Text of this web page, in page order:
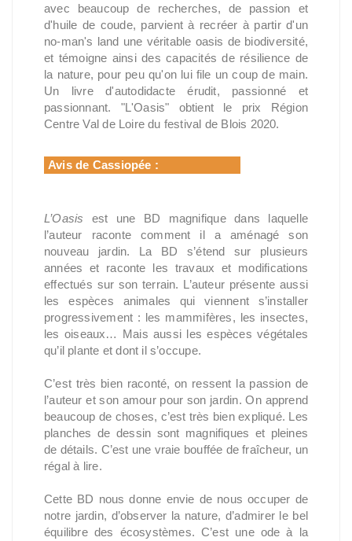
avec beaucoup de recherches, de passion et
d'huile de coude, parvient à recréer à partir d'un
no-man's land une véritable oasis de biodiversité,
et témoigne ainsi des capacités de résilience de
la nature, pour peu qu'on lui file un coup de main.
Un livre d'autodidacte érudit, passionné et
passionnant. "L'Oasis" obtient le prix Région
Centre Val de Loire du festival de Blois 2020.
Avis de Cassiopée :
L’Oasis est une BD magnifique dans laquelle
l’auteur raconte comment il a aménagé son
nouveau jardin. La BD s’étend sur plusieurs
années et raconte les travaux et modifications
effectués sur son terrain. L’auteur présente aussi
les espèces animales qui viennent s’installer
progressivement : les mammifères, les insectes,
les oiseaux… Mais aussi les espèces végétales
qu’il plante et dont il s’occupe.
C’est très bien raconté, on ressent la passion de
l’auteur et son amour pour son jardin. On apprend
beaucoup de choses, c’est très bien expliqué. Les
planches de dessin sont magnifiques et pleines
de détails. C’est une vraie bouffée de fraîcheur, un
régal à lire.
Cette BD nous donne envie de nous occuper de
notre jardin, d’observer la nature, d’admirer le bel
équilibre des écosystèmes. C’est une ode à la